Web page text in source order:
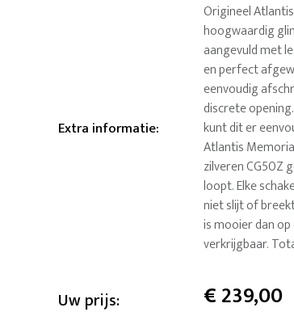
Extra informatie:
Origineel
hoogwaardig
aangevuld met
en perfect
eenvoudig
discrete
kunt dit er
Atlantis
zilveren CG50Z
loopt. Elke
niet slijt of
is mooier dan
verkrijgbaar.
Uw prijs: €239,00